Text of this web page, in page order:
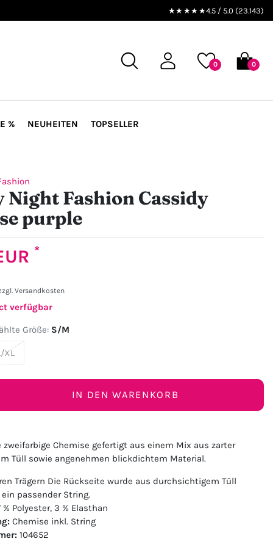
★★★★★4.5 / 5.0 (23.143)
0 0
% NEUHEITEN TOPSELLER
Night Fashion Cassidy
purple
*
Versandkosten
verfügbar
Größe: S/M
XL
IN DEN WARENKORB
zweifarbige Chemise gefertigt aus einem Mix aus zarter
Tüll sowie angenehmen blickdichtem Material.
Trägern Die Rückseite wurde aus durchsichtigem Tüll
passender String.
% Polyester, 3 % Elasthan
Chemise inkl. String
104652